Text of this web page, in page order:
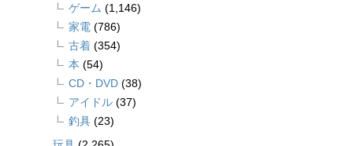
ゲーム (1,146)
家電 (786)
古着 (354)
本 (54)
CD・DVD (38)
アイドル (37)
釣具 (23)